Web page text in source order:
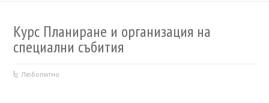
Курс Планиране и организация на
специални събития
Любопитно